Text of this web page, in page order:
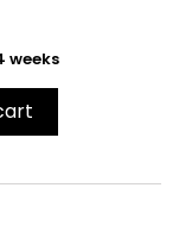
weeks